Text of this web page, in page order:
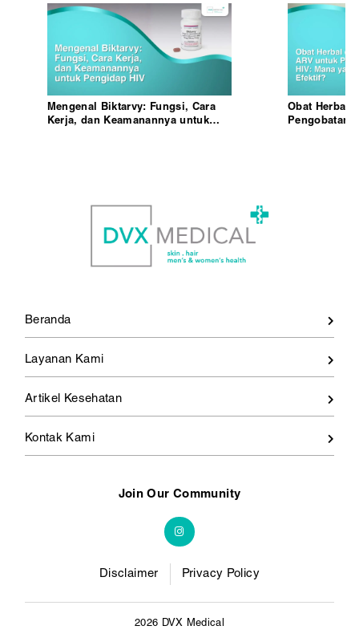
Mengenal Biktarvy: Fungsi, Cara
Kerja, dan Keamanannya untuk
Obat Herbal
Pengobatan
Beranda
Layanan Kami
Artikel Kesehatan
Kontak Kami
Join Our Community
Disclaimer Privacy Policy
2026 DVX Medical